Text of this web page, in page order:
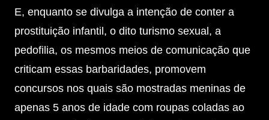
E, enquanto se divulga a intenção de conter a
prostituição infantil, o dito turismo sexual, a
pedofilia, os mesmos meios de comunicação que
criticam essas barbaridades, promovem
concursos nos quais são mostradas meninas de
apenas 5 anos de idade com roupas coladas ao